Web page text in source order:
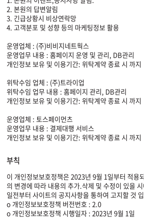
2. 본원의 답변알림
3. 긴급상황시 비상연락망
4. 고객분포 및 성향 등의 마케팅정보 활용
운영업체 : (주)비비지네트웍스
운영업무 내용 : 홈페이지 운영 및 관리, DB관리
개인정보 보유 및 이용기간: 위탁계약 종료 시 까지
위탁수임 업체 : (주)트라이업
위탁수임 업무 내용 : 홈페이지 관리, DB관리
개인정보 보유 및 이용기간: 위탁계약 종료 시 까지
운영업체 : 토스페이먼츠
운영업무 내용 : 결제대행 서비스
개인정보 보유 및 이용기간: 위탁계약 종료 시 까지
부칙
이 개인정보보호정책은 2023년 9월 1일부터 적용
의 변경에 따라 내용의 추가.삭제 및 수정이 있을
일전부터 사이트의 공지사항을 통하여 고지할 것
o 개인정보보호정책 버전번호 : 2.0
o 개인정보보호정책 시행일자 : 2023년 9월 1일